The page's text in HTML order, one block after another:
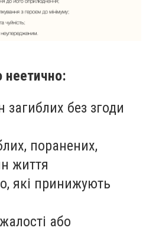
неетично:
загиблих без згоди
поранених,
життя
які принижують
або